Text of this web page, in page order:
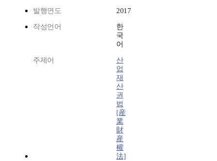
발행연도 2017
작성언어
한
국
어
주제어
산
업
재
산
권
법
[産
業
財
産
權
法]